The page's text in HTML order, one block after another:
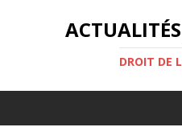
DROIT DE